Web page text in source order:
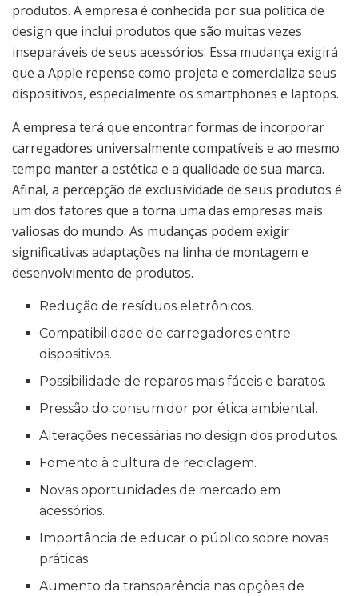
produtos. A empresa é conhecida por sua política de
design que inclui produtos que são muitas vezes
inseparáveis de seus acessórios. Essa mudança exigirá
que a Apple repense como projeta e comercializa seus
dispositivos, especialmente os smartphones e laptops.
A empresa terá que encontrar formas de incorporar
carregadores universalmente compatíveis e ao mesmo
tempo manter a estética e a qualidade de sua marca.
Afinal, a percepção de exclusividade de seus produtos é
um dos fatores que a torna uma das empresas mais
valiosas do mundo. As mudanças podem exigir
significativas adaptações na linha de montagem e
desenvolvimento de produtos.
Redução de resíduos eletrônicos.
Compatibilidade de carregadores entre
dispositivos.
Possibilidade de reparos mais fáceis e baratos.
Pressão do consumidor por ética ambiental.
Alterações necessárias no design dos produtos.
Fomento à cultura de reciclagem.
Novas oportunidades de mercado em
acessórios.
Importância de educar o público sobre novas
práticas.
Aumento da transparência nas opções de